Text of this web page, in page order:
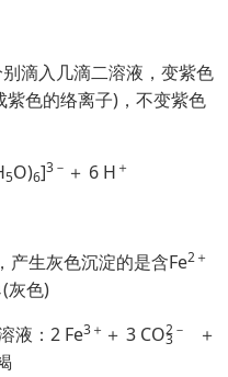
滴入几滴二溶液，变紫色
紫色的络离子)，不变紫色
5O)6]3－ ＋ 6 H ＋
产生灰色沉淀的是含Fe2＋
灰色)
液：2 Fe3＋ ＋ 3 CO3
2－
＋